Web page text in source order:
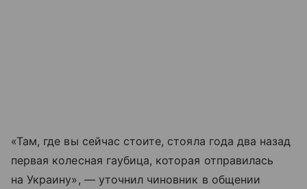
«Там, где вы сейчас стоите, стояла года два назад
первая колесная гаубица, которая отправилась
на Украину», — уточнил чиновник в общении